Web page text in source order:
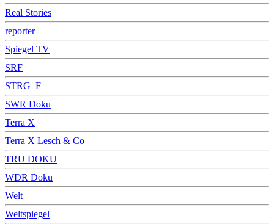
Real Stories
reporter
Spiegel TV
SRF
STRG_F
SWR Doku
Terra X
Terra X Lesch & Co
TRU DOKU
WDR Doku
Welt
Weltspiegel